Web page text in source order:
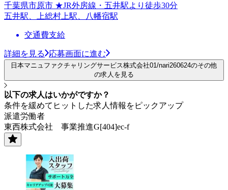
千葉県市原市 ★JR外房線・五井駅より徒歩30分
五井駅、上総村上駅、八幡宿駅
交通費支給
詳細を見る 応募画面に進む
日本マニュファクチャリングサービス株式会社01/nari260624のその他
の求人を見る
以下の求人はいかがですか？
条件を緩めてヒットした求人情報をピックアップ
派遣労働者
東西株式会社 事業推進G[404]ec-f